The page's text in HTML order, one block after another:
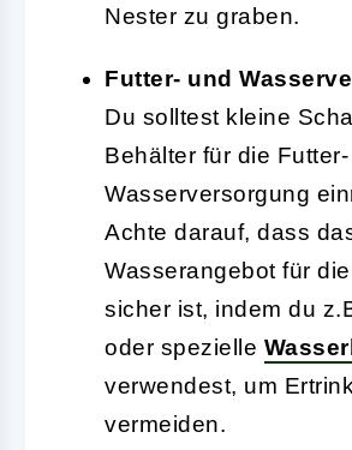
Nester zu graben.
Futter- und
Du solltest kleine
Behälter für die
Wasserversorgung
Achte darauf, dass
Wasserangebot für
sicher ist, indem du
oder spezielle
verwendest, um
vermeiden.